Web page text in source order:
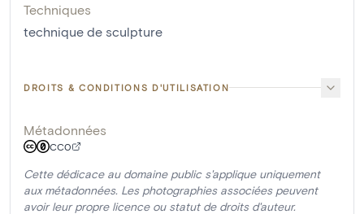
Techniques
technique de sculpture
DROITS & CONDITIONS D'UTILISATION
Métadonnées
CC0
Cette dédicace au domaine public s'applique uniquement
aux métadonnées. Les photographies associées peuvent
avoir leur propre licence ou statut de droits d'auteur.